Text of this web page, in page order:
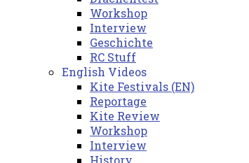
Workshop
Interview
Geschichte
RC Stuff
English Videos
Kite Festivals (EN)
Reportage
Kite Review
Workshop
Interview
History